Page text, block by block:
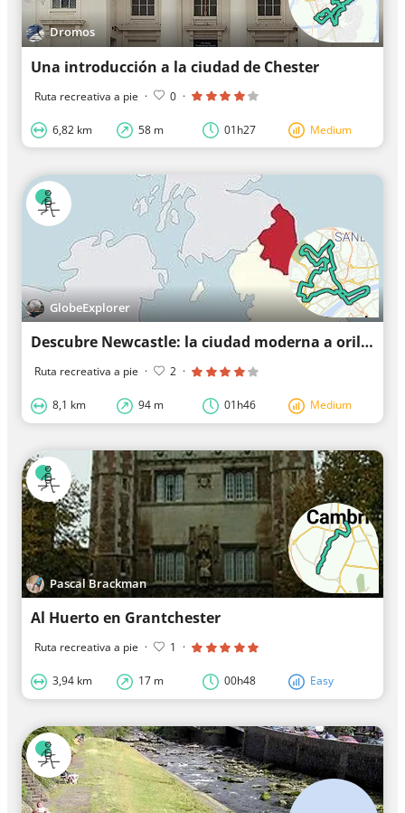
Dromos
Una introducción a la ciudad de Chester
Ruta recreativa a pie · 0 ·
6,82 km 58 m 01h27 Medium
GlobeExplorer
Descubre Newcastle: la ciudad moderna a orillas del Tyne
Ruta recreativa a pie · 2 ·
8,1 km 94 m 01h46 Medium
Pascal Brackman
Al Huerto en Grantchester
Ruta recreativa a pie · 1 ·
3,94 km 17 m 00h48 Easy